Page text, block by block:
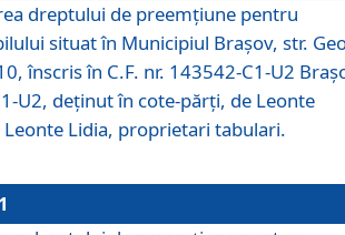
dreptului de preemţiune pentru
situat în Municipiul Braşov, str.
înscris în C.F. nr. 143542-C1-U2
U2, deținut în cote-părți, de Leonte
Leonte Lidia, proprietari tabulari.